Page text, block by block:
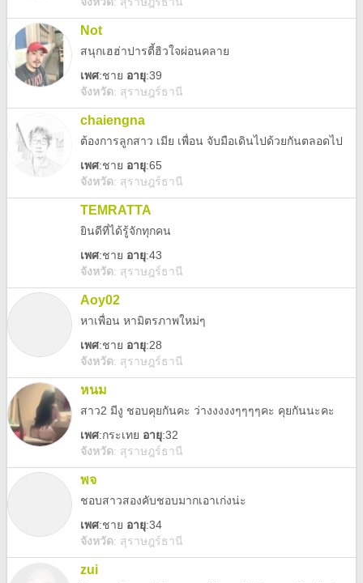
Not
สนุกเฮฮ่าปารตี้ฮิวใจผ่อนคลาย
เพศ:ชาย อายุ:39
จังหวัด: สุราษฎร์ธานี
chaiengna
ต้องการลูกสาว​ เมีย​ เพื่อน​ จับมือเดินไปด้วยกันตลอดไป
เพศ:ชาย อายุ:65
จังหวัด: สุราษฎร์ธานี
TEMRATTA
ยินดีที่ได้รู้จักทุกคน
เพศ:ชาย อายุ:43
จังหวัด: สุราษฎร์ธานี
Aoy02
หาเพื่อน หามิตรภาพใหม่ๆ
เพศ:ชาย อายุ:28
จังหวัด: สุราษฎร์ธานี
หนม
สาว2 มีงู ชอบคุยกันคะ ว่างงงงงๆๆๆๆคะ คุยกันนะคะ
เพศ:กระเทย อายุ:32
จังหวัด: สุราษฎร์ธานี
พจ
ชอบสาวสองคับชอบมากเอาเก่งน่ะ
เพศ:ชาย อายุ:34
จังหวัด: สุราษฎร์ธานี
zui